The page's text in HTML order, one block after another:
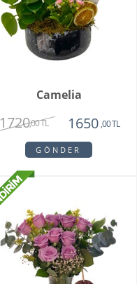
Camelia
1720,00 TL 1650 ,00 TL
GÖNDER